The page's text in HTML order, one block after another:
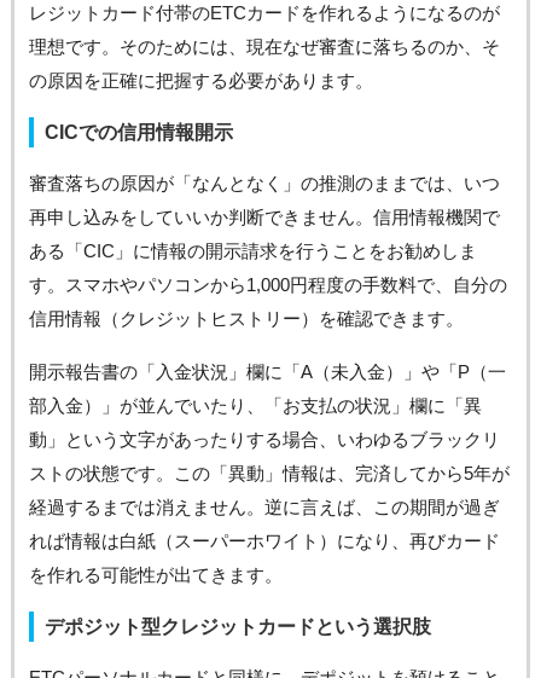
レジットカード付帯のETCカードを作れるようになるのが
理想です。そのためには、現在なぜ審査に落ちるのか、そ
の原因を正確に把握する必要があります。
CICでの信用情報開示
審査落ちの原因が「なんとなく」の推測のままでは、いつ
再申し込みをしていいか判断できません。信用情報機関で
ある「CIC」に情報の開示請求を行うことをお勧めしま
す。スマホやパソコンから1,000円程度の手数料で、自分の
信用情報（クレジットヒストリー）を確認できます。
開示報告書の「入金状況」欄に「A（未入金）」や「P（一
部入金）」が並んでいたり、「お支払の状況」欄に「異
動」という文字があったりする場合、いわゆるブラックリ
ストの状態です。この「異動」情報は、完済してから5年が
経過するまでは消えません。逆に言えば、この期間が過ぎ
れば情報は白紙（スーパーホワイト）になり、再びカード
を作れる可能性が出てきます。
デポジット型クレジットカードという選択肢